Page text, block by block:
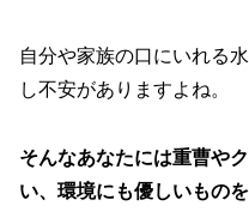
自分や家族の口にいれる
し不安がありますよね。
そんなあなたには重曹や
い、環境にも優しいもの